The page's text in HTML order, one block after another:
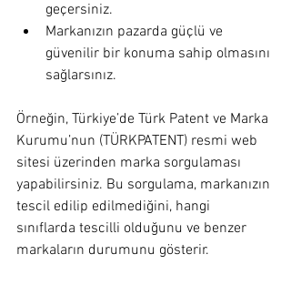
geçersiniz.
Markanızın pazarda güçlü ve
güvenilir bir konuma sahip olmasını
sağlarsınız.
Örneğin, Türkiye’de Türk Patent ve Marka
Kurumu’nun (TÜRKPATENT) resmi web
sitesi üzerinden marka sorgulaması
yapabilirsiniz. Bu sorgulama, markanızın
tescil edilip edilmediğini, hangi
sınıflarda tescilli olduğunu ve benzer
markaların durumunu gösterir.